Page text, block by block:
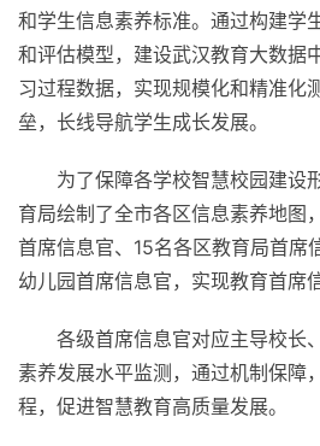
和学生信息素养标准。通过构建学
和评估模型，建设武汉教育大数据
习过程数据，实现规模化和精准化
垒，长线导航学生成长发展。
为了保障各学校智慧校园建设
育局绘制了全市各区信息素养地图
首席信息官、15名各区教育局首席
幼儿园首席信息官，实现教育首席
各级首席信息官对应主导校长
素养发展水平监测，通过机制保障
程，促进智慧教育高质量发展。